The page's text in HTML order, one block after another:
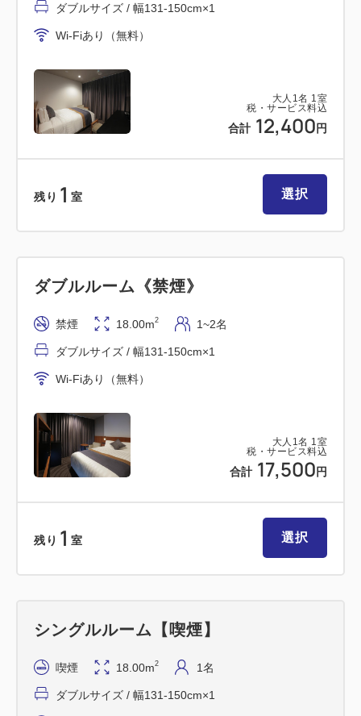
■おすすめポイント
① 全室独立したバスルーム完備
② 全室にWiFi環境を完備
③ 全室に天井埋込形「ナノイー」発生機Panasonic
④ 安心のセキュリティ
ルームキー連動型エレベーター採用で、
■アクセス
・JR木更津駅(東口)から徒歩1分
JR袖ヶ浦駅⇒木更津駅まで7分
JR五井駅（市原)⇒木更津駅まで24分
【高速バスで】
・横浜駅より 約55分
【お車で】
東京湾アクアライン⇒木更津金田ICより約10分
館山自動車道⇒木更津北ICより約10分
大人 1 名 1 室
税・サービス料込
合計 12,400 円
ダブルサイズ / 幅131-150cm×1
Wi-Fiあり（無料）
残り 1 室 選択
大人 1 名 1 室
税・サービス料込
合計 17,500 円
ダブルルーム《禁煙》
禁煙 18.00m2 1~2名
ダブルサイズ / 幅131-150cm×1
Wi-Fiあり（無料）
残り 1 室 選択
シングルルーム【喫煙】
喫煙 18.00m2 1名
ダブルサイズ / 幅131-150cm×1